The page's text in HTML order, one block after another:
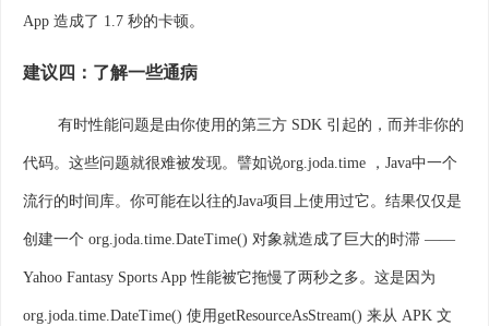
App 造成了 1.7 秒的卡顿。
建议四：了解一些通病
有时性能问题是由你使用的第三方 SDK 引起的，而并非你的
代码。这些问题就很难被发现。譬如说org.joda.time ，Java中一个
流行的时间库。你可能在以往的Java项目上使用过它。结果仅仅是
创建一个 org.joda.time.DateTime() 对象就造成了巨大的时滞 ——
Yahoo Fantasy Sports App 性能被它拖慢了两秒之多。这是因为
org.joda.time.DateTime() 使用getResourceAsStream() 来从 APK 文